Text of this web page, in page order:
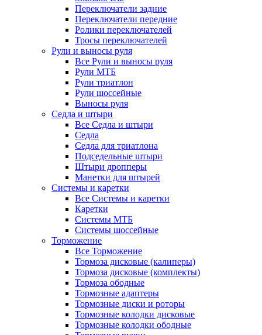
Переключатели задние
Переключатели передние
Ролики переключателей
Тросы переключателей
Рули и выносы руля
Все Рули и выносы руля
Рули МТБ
Рули триатлон
Рули шоссейные
Выносы руля
Седла и штыри
Все Седла и штыри
Седла
Седла для триатлона
Подседельные штыри
Штыри дропперы
Манетки для штырей
Системы и каретки
Все Системы и каретки
Каретки
Системы МТБ
Системы шоссейные
Торможение
Все Торможение
Тормоза дисковые (калиперы)
Тормоза дисковые (комплекты)
Тормоза ободные
Тормозные адаптеры
Тормозные диски и роторы
Тормозные колодки дисковые
Тормозные колодки ободные